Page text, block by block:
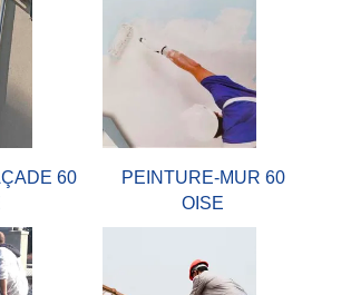
60
PEINTURE-MUR 60
OISE